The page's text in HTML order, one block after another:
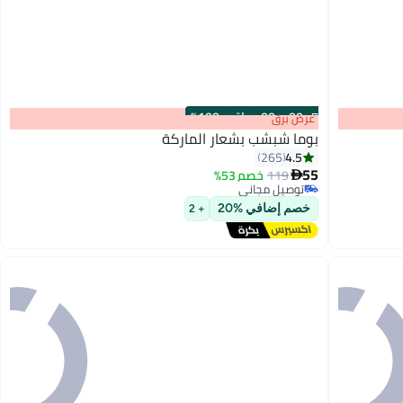
00m:00s
·باقي 100% عرض برق
بوما شبشب بشعار الماركة
4.5
265
55
119خصم 53%
توصيل مجاني
توصيل مجاني
خصم إضافي %20 + 2